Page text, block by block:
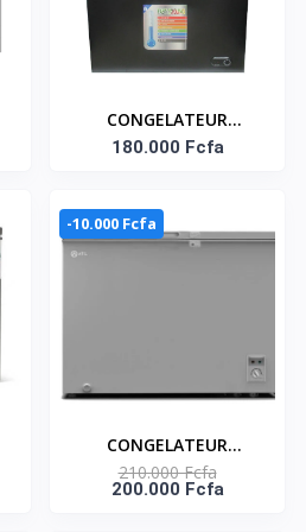
CONGELATEUR
COUCHE SMART - 286L
TECHNOLOGY : STCC-
387B
180.000 Fcfa
-10.000 Fcfa
CONGELATEUR
HORIZONTAL ATL/
300L/ 01 PORTE/
210.000 Fcfa
200.000 Fcfa